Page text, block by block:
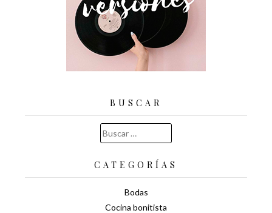
BUSCAR
Buscar:
CATEGORÍAS
Bodas
Cocina bonitista